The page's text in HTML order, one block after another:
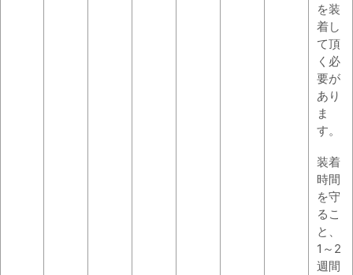
を装
着し
て頂
く必
要が
あり
ま
す。
装着
時間
を守
るこ
と、
1～2
週間